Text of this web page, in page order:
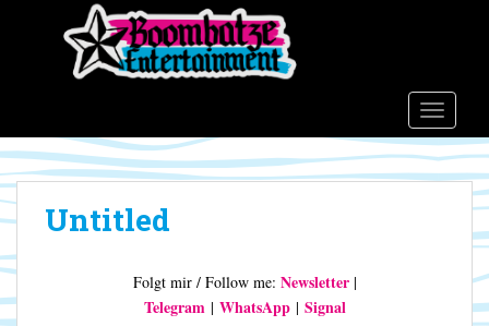
o
m
a
c
Untitled
Folgt mir / Follow me: Newsletter|
Telegram| WhatsApp| Signal